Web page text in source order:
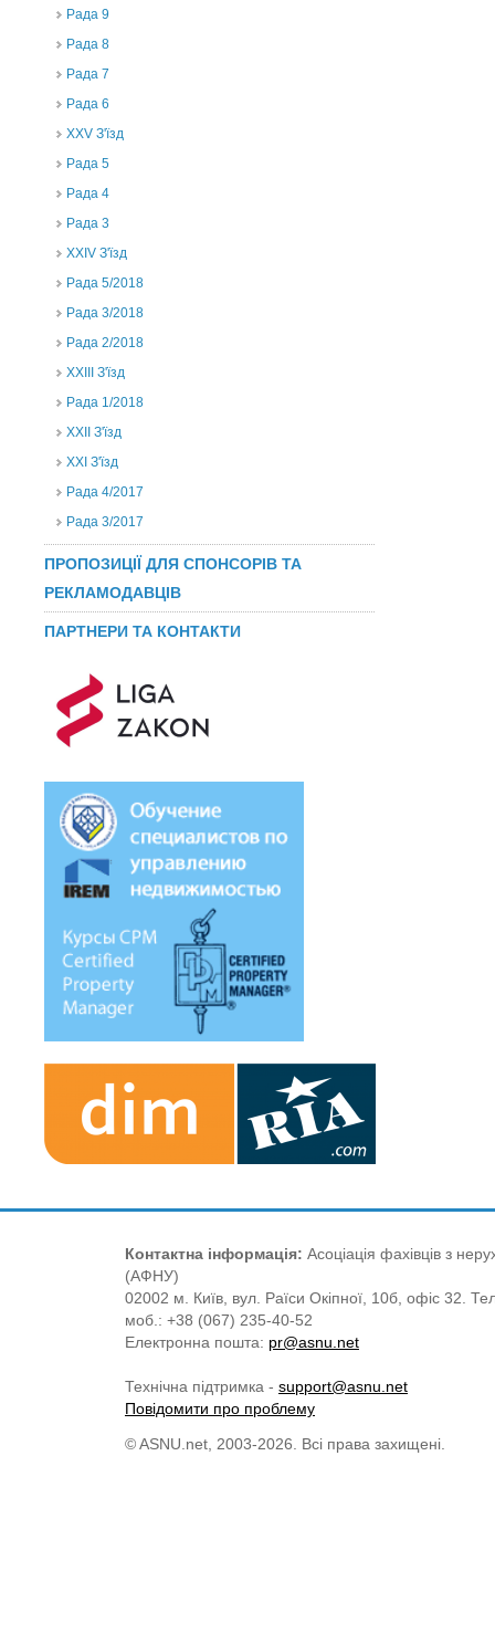
Рада 9
Рада 8
Рада 7
Рада 6
XXV З'їзд
Рада 5
Рада 4
Рада 3
ХХIV З'їзд
Рада 5/2018
Рада 3/2018
Рада 2/2018
XXIII З'їзд
Рада 1/2018
ХХІІ З'їзд
XXI З'їзд
Рада 4/2017
Рада 3/2017
ПРОПОЗИЦІЇ ДЛЯ СПОНСОРІВ ТА
РЕКЛАМОДАВЦІВ
ПАРТНЕРИ ТА КОНТАКТИ
Контактна інформація: Асоціація фахівців з
(АФНУ)
02002 м. Київ, вул. Раїси Окіпної, 10б, офіс 32.
моб.: +38 (067) 235-40-52
Електронна пошта: pr@asnu.net
Технічна підтримка - support@asnu.net
Повідомити про проблему
© ASNU.net, 2003-2026. Всі права захищені.